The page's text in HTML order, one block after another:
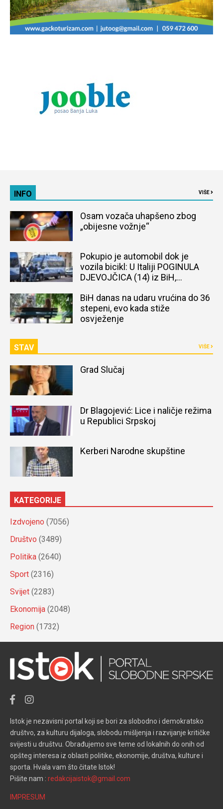
INFO VIŠE
Osam vozača uhapšeno zbog
„obijesne vožnje“
Pokupio je automobil dok je
vozila bicikl: U Italiji POGINULA
DJEVOJČICA (14) iz BiH,
BiH danas na udaru vrućina do 36
stepeni, evo kada stiže
osvježenje
STAV VIŠE
Grad Slučaj
Dr Blagojević: Lice i naličje režima
u Republici Srpskoj
Kerberi Narodne skupštine
KATEGORIJE
Izdvojeno (7056)
Društvo (3489)
Politika (2640)
Sport (2316)
Svijet (2283)
Ekonomija (2048)
Region (1732)
Istok je nezavisni portal koji se bori za slobodno i demokratsko
društvo, za kulturu dijaloga, slobodu mišljenja i razvijanje kritičke
svijesti u društvu. Obrađujemo sve teme od lokalnih do onih od
opšteg interesa iz oblasti politike, ekonomije, društva, kulture i
sporta. Hvala vam što čitate Istok!
Pišite nam : redakcijaistok@gmail.com
IMPRESUM